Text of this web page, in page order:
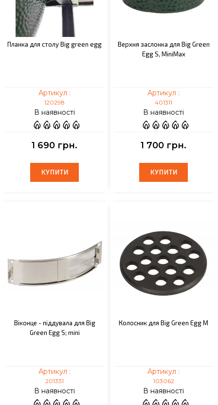
Планка для столу Big green egg
Артикул :
120298
В наявності
1 690 грн.
КУПИТИ
КУПИТИ
Верхня заслонка для Big Green
Egg S, MiniMax
Артикул :
401311
В наявності
1 700 грн.
КУПИТИ
КУПИТИ
Віконце - піддувала для Big
Green Egg S; mini
Артикул :
201331
В наявності
Колосник для Big Green Egg M
Артикул :
103062
В наявності